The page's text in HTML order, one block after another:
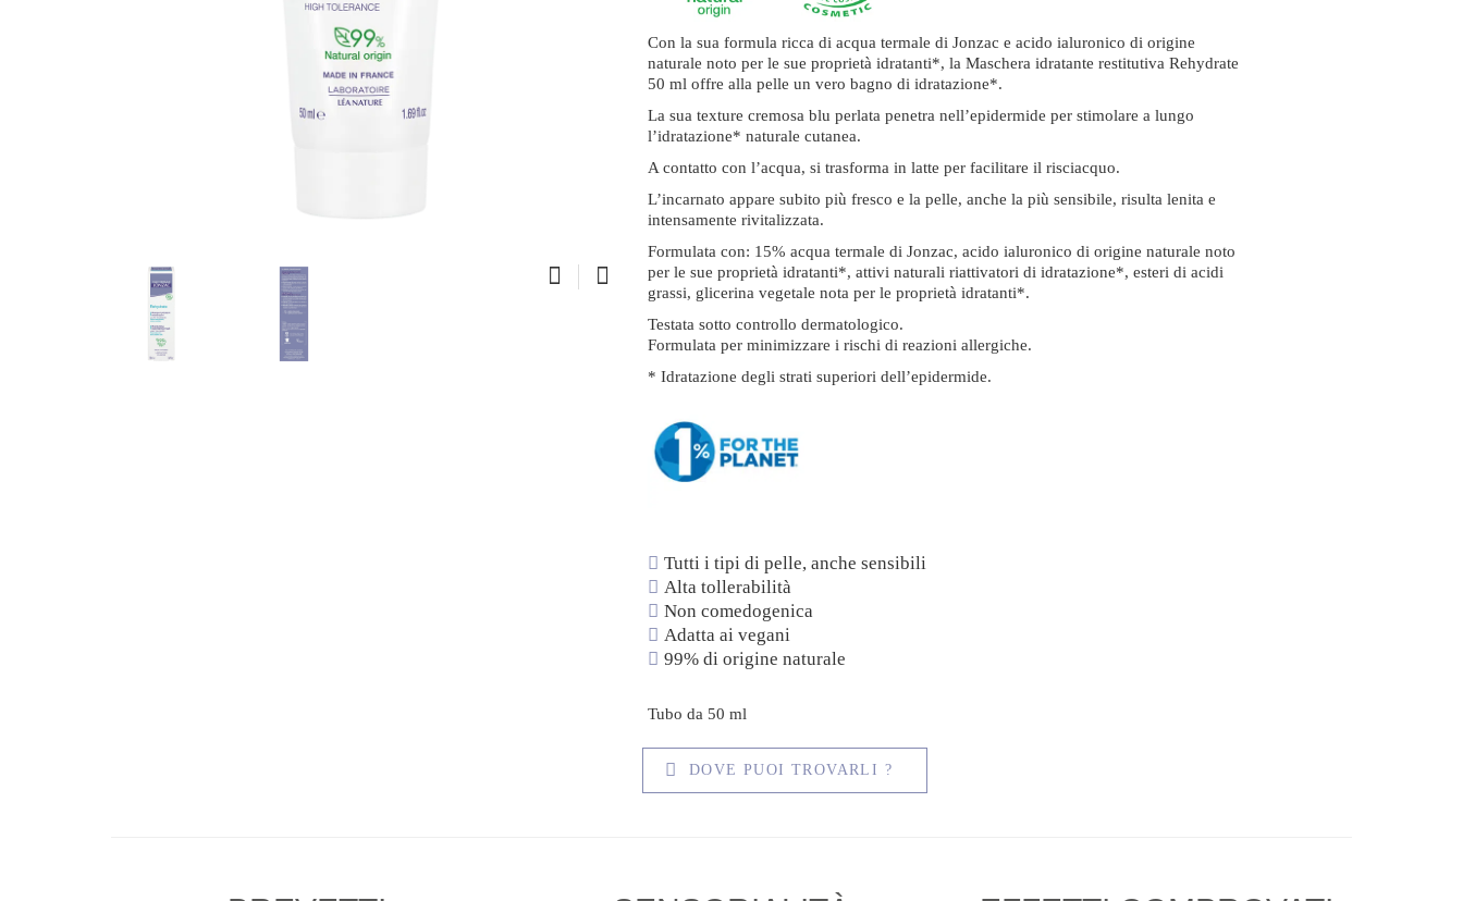
Con la sua formula ricca di acqua termale di Jonzac e acido ialuronico di origine
naturale noto per le sue proprietà idratanti*, la Maschera idratante restitutiva Rehydrate
50 ml offre alla pelle un vero bagno di idratazione*.
La sua texture cremosa blu perlata penetra nell’epidermide per stimolare a lungo
l’idratazione* naturale cutanea.
A contatto con l’acqua, si trasforma in latte per facilitare il risciacquo.
L’incarnato appare subito più fresco e la pelle, anche la più sensibile, risulta lenita e
intensamente rivitalizzata.
Formulata con: 15% acqua termale di Jonzac, acido ialuronico di origine naturale noto
per le sue proprietà idratanti*, attivi naturali riattivatori di idratazione*, esteri di acidi
grassi, glicerina vegetale nota per le proprietà idratanti*.
Testata sotto controllo dermatologico.
Formulata per minimizzare i rischi di reazioni allergiche.
* Idratazione degli strati superiori dell’epidermide.
Tutti i tipi di pelle, anche sensibili
Alta tollerabilità
Non comedogenica
Adatta ai vegani
99% di origine naturale
Tubo da 50 ml
DOVE PUOI TROVARLI ?